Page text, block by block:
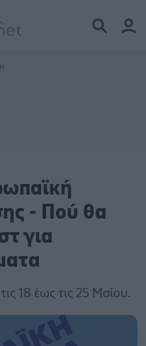
- Πού θα
για
18 έως τις 25 Μαΐου.